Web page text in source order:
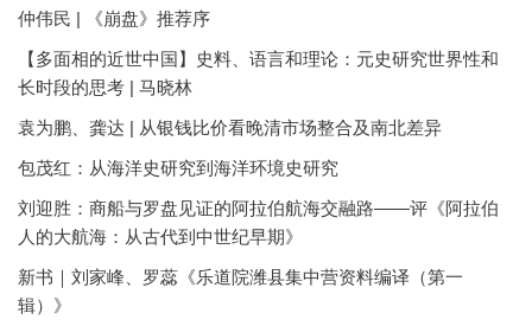
仲伟民 | 《崩盘》推荐序
【多面相的近世中国】史料、语言和理论：元史研究世界性和
长时段的思考 | 马晓林
袁为鹏、龚达 | 从银钱比价看晚清市场整合及南北差异
包茂红：从海洋史研究到海洋环境史研究
刘迎胜：商船与罗盘见证的阿拉伯航海交融路——评《阿拉伯
人的大航海：从古代到中世纪早期》
新书｜刘家峰、罗蕊《乐道院潍县集中营资料编译（第一
辑）》